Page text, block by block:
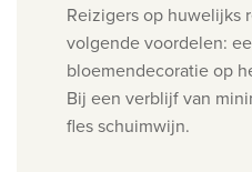
Reizigers op huwelijks
volgende voordelen:
bloemendecoratie op
Bij een verblijf van
fles schuimwijn.